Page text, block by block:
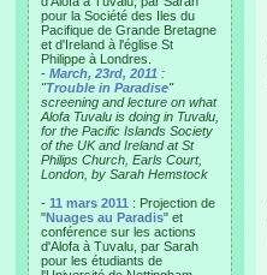
pour la Société des Iles du
Pacifique de Grande Bretagne
et d'Ireland à l'église St
Philippe à Londres.
- March, 23rd, 2011 :
"Trouble in Paradise"
screening and lecture on what
Alofa Tuvalu is doing in Tuvalu,
for the Pacific Islands Society
of the UK and Ireland at St
Philips Church, Earls Court,
London, by Sarah Hemstock
- 11 mars 2011 : Projection de
"Nuages au Paradis" et
conférence sur les actions
d'Alofa à Tuvalu, par Sarah
pour les étudiants de